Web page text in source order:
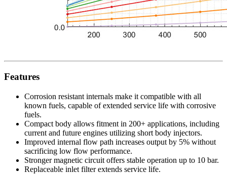
Features
Corrosion resistant internals make it compatible with all
known fuels, capable of extended service life with corrosive
fuels.
Compact body allows fitment in 200+ applications, including
current and future engines utilizing short body injectors.
Improved internal flow path increases output by 5% without
sacrificing low flow performance.
Stronger magnetic circuit offers stable operation up to 10 bar.
Replaceable inlet filter extends service life.